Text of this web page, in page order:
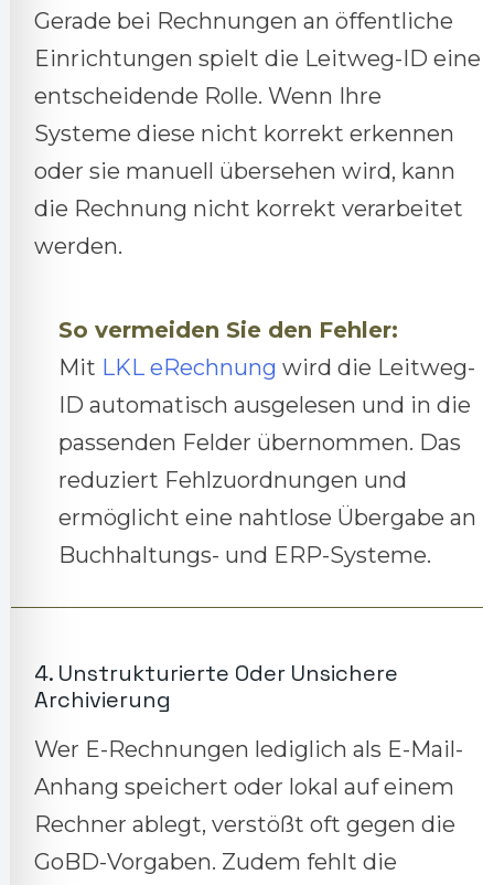
Gerade bei Rechnungen an öffentliche
Einrichtungen spielt die Leitweg-ID eine
entscheidende Rolle. Wenn Ihre
Systeme diese nicht korrekt erkennen
oder sie manuell übersehen wird, kann
die Rechnung nicht korrekt verarbeitet
werden.
So vermeiden Sie den Fehler:
Mit LKL eRechnung wird die Leitweg-
ID automatisch ausgelesen und in die
passenden Felder übernommen. Das
reduziert Fehlzuordnungen und
ermöglicht eine nahtlose Übergabe an
Buchhaltungs- und ERP-Systeme.
4. Unstrukturierte Oder Unsichere
Archivierung
Wer E-Rechnungen lediglich als E-Mail-
Anhang speichert oder lokal auf einem
Rechner ablegt, verstößt oft gegen die
GoBD-Vorgaben. Zudem fehlt die